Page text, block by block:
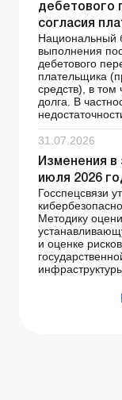
дебетового
согласия
Национальный
выполнения
дебетового
плательщика
средств), в том
долга. В
31.07.2026
Изменения в
июля 2026
Госспецсвязи
Методику
и оценке